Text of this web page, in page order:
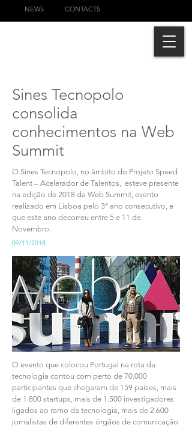
NEWS CONTACTS
Sines Tecnopolo
consolida
conhecimentos na Web
Summit
O Sines Tecnopolo, no âmbito do Projeto Speed
Talent – Acelerador de Talentos, esteve presente
na edição de 2018 da Web Summit, evento
realizado em Lisboa pelo 3º ano consecutivo, e
que este ano decorreu entre 5 e 11 de
Novembro.
09/11/2018
O evento que colocou Portugal na rota da
tecnologia contou com perto de 70.000
participantes que chegaram de 159 países, mais
de 1.800 startups, mais de 1.500 investigadores
ligados ao ramo da tecnologia, mais de 2.600
jornalistas de diferentes órgãos de comunicação